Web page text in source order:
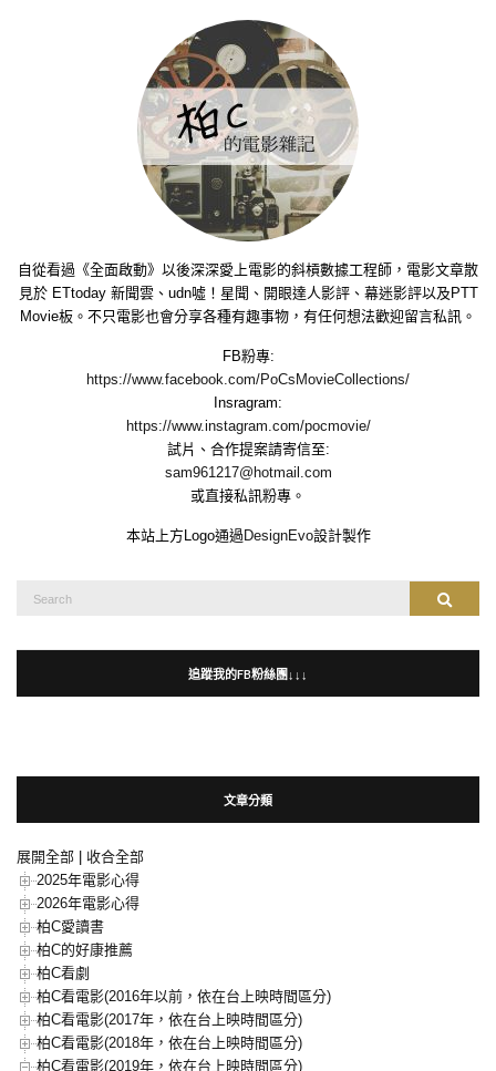
自從看過《全面啟動》以後深深愛上電影的斜槓數據工程師，電影文章散
見於 ETtoday 新聞雲、udn噓！星聞、開眼達人影評、幕迷影評以及PTT
Movie板。不只電影也會分享各種有趣事物，有任何想法歡迎留言私訊。
FB粉專:
https://www.facebook.com/PoCsMovieCollections/
Insragram:
https://www.instagram.com/pocmovie/
試片、合作提案請寄信至:
sam961217@hotmail.com
或直接私訊粉專。
本站上方Logo通過 DesignEvo設計製作
Search
Search
追蹤我的FB粉絲團↓↓↓
文章分類
展開全部
收合全部
2025年電影心得
2026年電影心得
柏C愛讀書
柏C的好康推薦
柏C看劇
柏C看電影(2016年以前，依在台上映時間區分)
柏C看電影(2017年，依在台上映時間區分)
柏C看電影(2018年，依在台上映時間區分)
柏C看電影(2019年，依在台上映時間區分)